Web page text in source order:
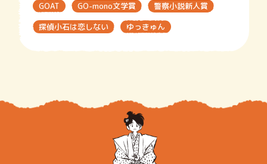
GOAT GO-mono文学賞
警察小説新人賞
探偵小石は恋しない
ゆっきゅん